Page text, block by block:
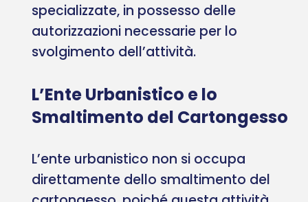
specializzate, in possesso delle
autorizzazioni necessarie per lo
svolgimento dell’attività.
L’Ente Urbanistico e lo
Smaltimento del Cartongesso
L’ente urbanistico non si occupa
direttamente dello smaltimento del